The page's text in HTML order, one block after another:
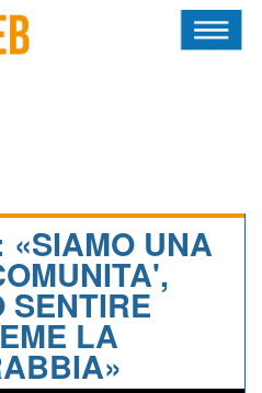
«SIAMO UNA
SENTIRE
LA